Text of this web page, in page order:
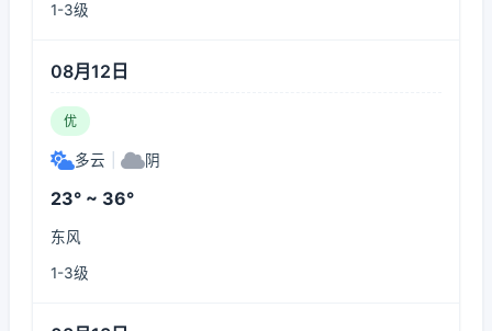
1-3级
08月12日
优
多云 阴
23° ~ 36°
东风
1-3级